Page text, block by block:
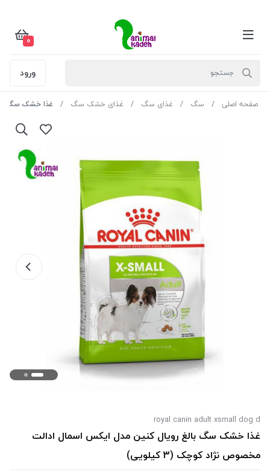
0
ورود
صفحه اصلی سگ غذای سگ غذای خشک سگ غذا خشک سگ
royal canin adult xsmall dog d
غذا خشک سگ بالغ رویال کنین مدل ایکس اسمال ادالت
مخصوص نژاد کوچک (3 کیلویی)